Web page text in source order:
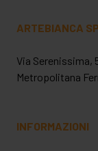
ARTEBIANCA
Via Serenissima,
Metropolitana
INFORMAZIONI